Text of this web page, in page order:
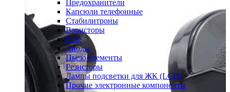
Предохранители
Капсюли телефонные
Стабилитроны
Варисторы
Реле
Диоды
Пьезо элементы
Резисторы
Лампы подсветки для ЖК (LCD)
Прочие электронные компоненты